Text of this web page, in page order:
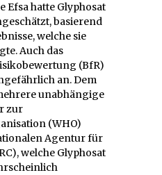
Efsa hatte Glyphosat
basierend
welche sie
Auch das
(BfR)
an. Dem
unabhängige
zur
(WHO)
Agentur für
welche Glyphosat